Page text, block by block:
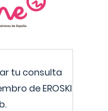
tu consulta
de EROSKI